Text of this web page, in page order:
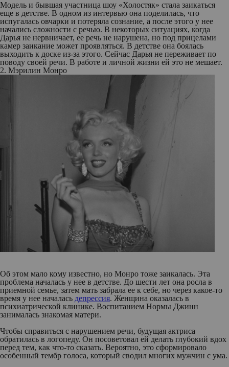
Модель и бывшая участница шоу «Холостяк» стала заикаться
еще в детстве. В одном из интервью она поделилась, что
испугалась овчарки и потеряла сознание, а после этого у нее
начались сложности с речью. В некоторых ситуациях, когда
Дарья не нервничает, ее речь не нарушена, но под прицелами
камер заикание может проявляться. В детстве она боялась
выходить к доске из-за этого. Сейчас Дарья не переживает по
поводу своей речи. В работе и личной жизни ей это не мешает.
2. Мэрилин Монро
Об этом мало кому известно, но Монро тоже заикалась. Эта
проблема началась у нее в детстве. До шести лет она росла в
приемной семье, затем мать забрала ее к себе, но через какое-то
время у нее началась депрессия. Женщина оказалась в
психиатрической клинике. Воспитанием Нормы Джинн
занималась знакомая матери.
Чтобы справиться с нарушением речи, будущая актриса
обратилась в логопеду. Он посоветовал ей делать глубокий вдох
перед тем, как что-то сказать. Вероятно, это сформировало
особенный тембр голоса, который сводил многих мужчин с ума.